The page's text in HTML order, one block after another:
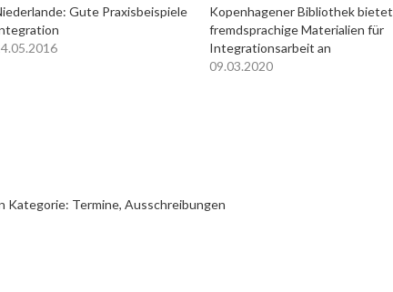
Gute Praxisbeispiele
Kopenhagener Bibliothek bietet
fremdsprachige Materialien für
Integrationsarbeit an
09.03.2020
Kategorie: Termine, Ausschreibungen